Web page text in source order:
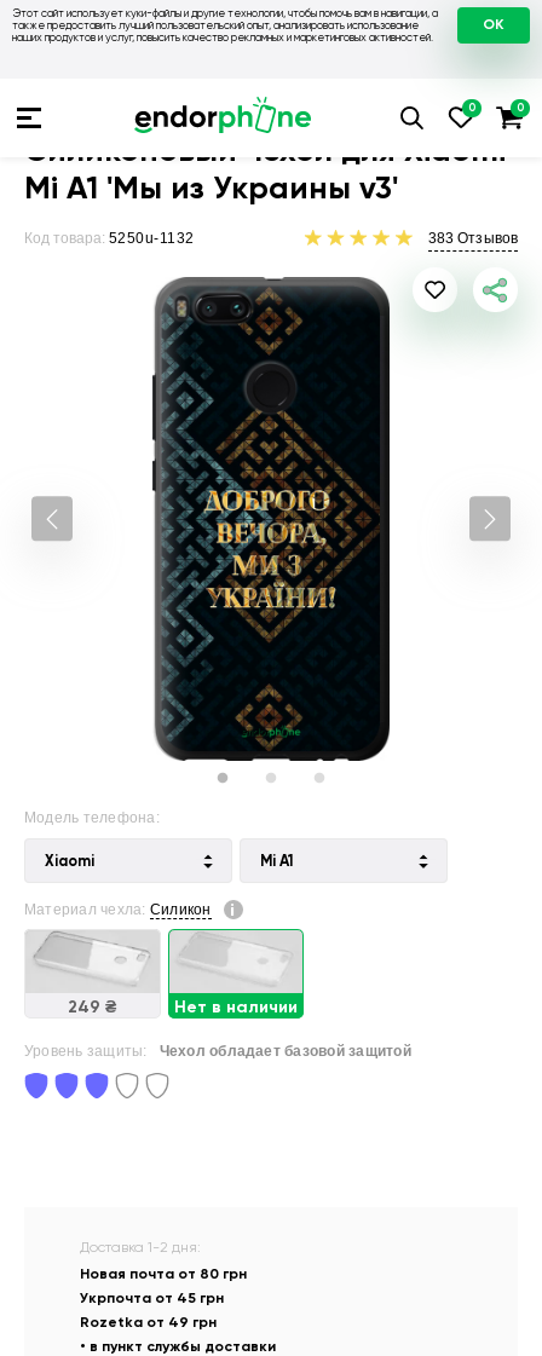
Этот сайт использует куки-файлы и другие технологии, чтобы помочь вам в навигации, а
также предоставить лучший пользовательский опыт, анализировать использование
наших продуктов и услуг, повысить качество рекламных и маркетинговых активностей.
OK
Чехлы на Xiaomi Чехол для Xiaomi
Силиконовый чехол для Xiaomi
Mi A1 'Мы из Украины v3'
Код товара: 5250u-1132 383 Отзывов
Модель телефона:
Xiaomi Mi A1
Материал чехла: Силикон
249 ₴ Нет в наличии
Уровень защиты: Чехол обладает базовой защитой
Доставка 1-2 дня:
Новая почта от 80 грн
Укрпочта от 45 грн
Rozetka от 49 грн
• в пункт службы доставки